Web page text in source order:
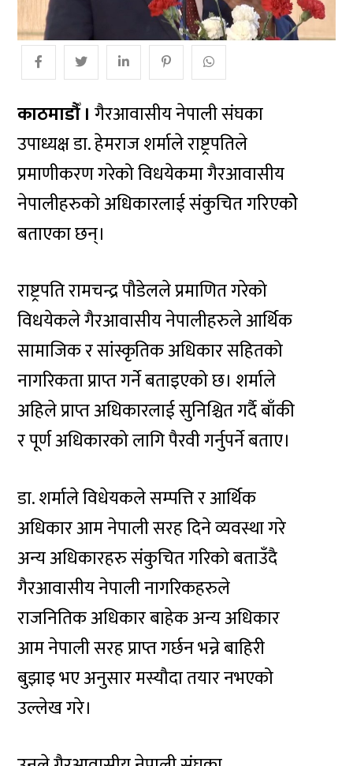
काठमाडौँ । गैरआवासीय नेपाली संघका
उपाध्यक्ष डा. हेमराज शर्माले राष्ट्रपतिले
प्रमाणीकरण गरेको विधयेकमा गैरआवासीय
नेपालीहरुको अधिकारलाई संकुचित गरिएकोे
बताएका छन्।
राष्ट्रपति रामचन्द्र पौडेलले प्रमाणित गरेको
विधयेकले गैरआवासीय नेपालीहरुले आर्थिक
सामाजिक र सांस्कृतिक अधिकार सहितको
नागरिकता प्राप्त गर्ने बताइएको छ। शर्माले
अहिले प्राप्त अधिकारलाई सुनिश्चित गर्दै बाँकी
र पूर्ण अधिकारको लागि पैरवी गर्नुपर्ने बताए।
डा. शर्माले विधेयकले सम्पत्ति र आर्थिक
अधिकार आम नेपाली सरह दिने व्यवस्था गरे
अन्य अधिकारहरु संकुचित गरिको बताउँदै
गैरआवासीय नेपाली नागरिकहरुले
राजनितिक अधिकार बाहेक अन्य अधिकार
आम नेपाली सरह प्राप्त गर्छन भन्ने बाहिरी
बुझाइ भए अनुसार मस्यौदा तयार नभएको
उल्लेख गरे।